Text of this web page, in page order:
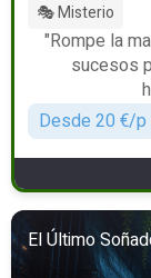
🎭 Misterio
"Rompe la
sucesos
Desde 20 €/p
El Último